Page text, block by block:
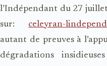
l’Indépendant du 27
sur: celeyran-
autant de preuves à
dégradations